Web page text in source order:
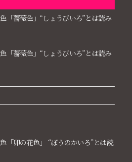
「薔薇色」“しょうびいろ”とは読み
「薔薇色」“しょうびいろ”とは読み
「卯の花色」 “ぼうのかいろ”とは読